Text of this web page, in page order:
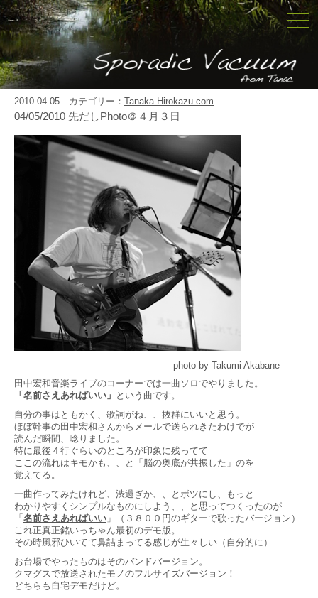
2010.04.05 カテゴリー： Tanaka Hirokazu.com
04/05/2010 先だしPhoto＠４月３日
photo by Takumi Akabane
田中宏和音楽ライブのコーナーでは一曲ソロでやりました。
「名前さえあればいい」 という曲です。
自分の事はともかく、歌詞がね、、抜群にいいと思う。
ほぼ幹事の田中宏和さんからメールで送られきたわけでが
読んだ瞬間、唸りました。
特に最後４行ぐらいのところが印象に残ってて
ここの流れはキモかも、、と「脳の奥底が共振した」のを
覚えてる。
一曲作ってみたけれど、渋過ぎか、、とボツにし、もっと
わかりやすくシンプルなものにしよう、、と思ってつくったのが
「 名前さえあればいい 」（３８００円のギターで歌ったバージョン）
これ正真正銘いっちゃん最初のデモ版。
その時風邪ひいてて鼻詰まってる感じが生々しい（自分的に）
お台場でやったものはそのバンドバージョン。
クマグスで放送されたモノのフルサイズバージョン！
どちらも自宅デモだけど。